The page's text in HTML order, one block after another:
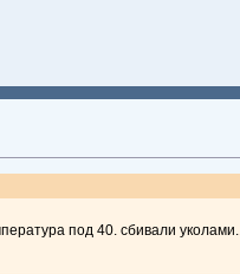
под 40. сбивали